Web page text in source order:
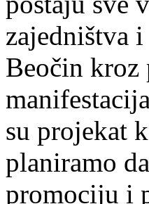
zajedništva
Beočin kroz
su projekat
planiramo
promociju i